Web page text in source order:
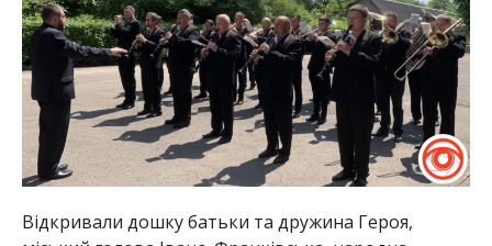
Відкривали дошку батьки та дружина Героя,